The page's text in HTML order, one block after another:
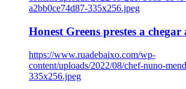
a2bb0ce74d87-335x256.jpeg
Honest Greens prestes a
https://www.ruadebaixo.com/wp-
content/uploads/2022/08/chef-nuno-
335x256.jpeg